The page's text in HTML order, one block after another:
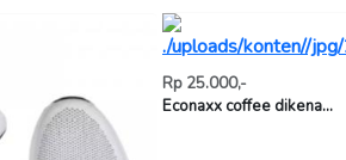
Rp 25.000,-
Econaxx coffee dikena...